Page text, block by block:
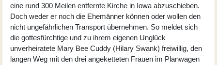
eine rund 300 Meilen entfernte Kirche in Iowa abzuschieben.
Doch weder er noch die Ehemänner können oder wollen den
nicht ungefährlichen Transport übernehmen. So meldet sich
die gottesfürchtige und zu ihrem eigenen Unglück
unverheiratete Mary Bee Cuddy (Hilary Swank) freiwillig, den
langen Weg mit den drei angeketteten Frauen im Planwagen